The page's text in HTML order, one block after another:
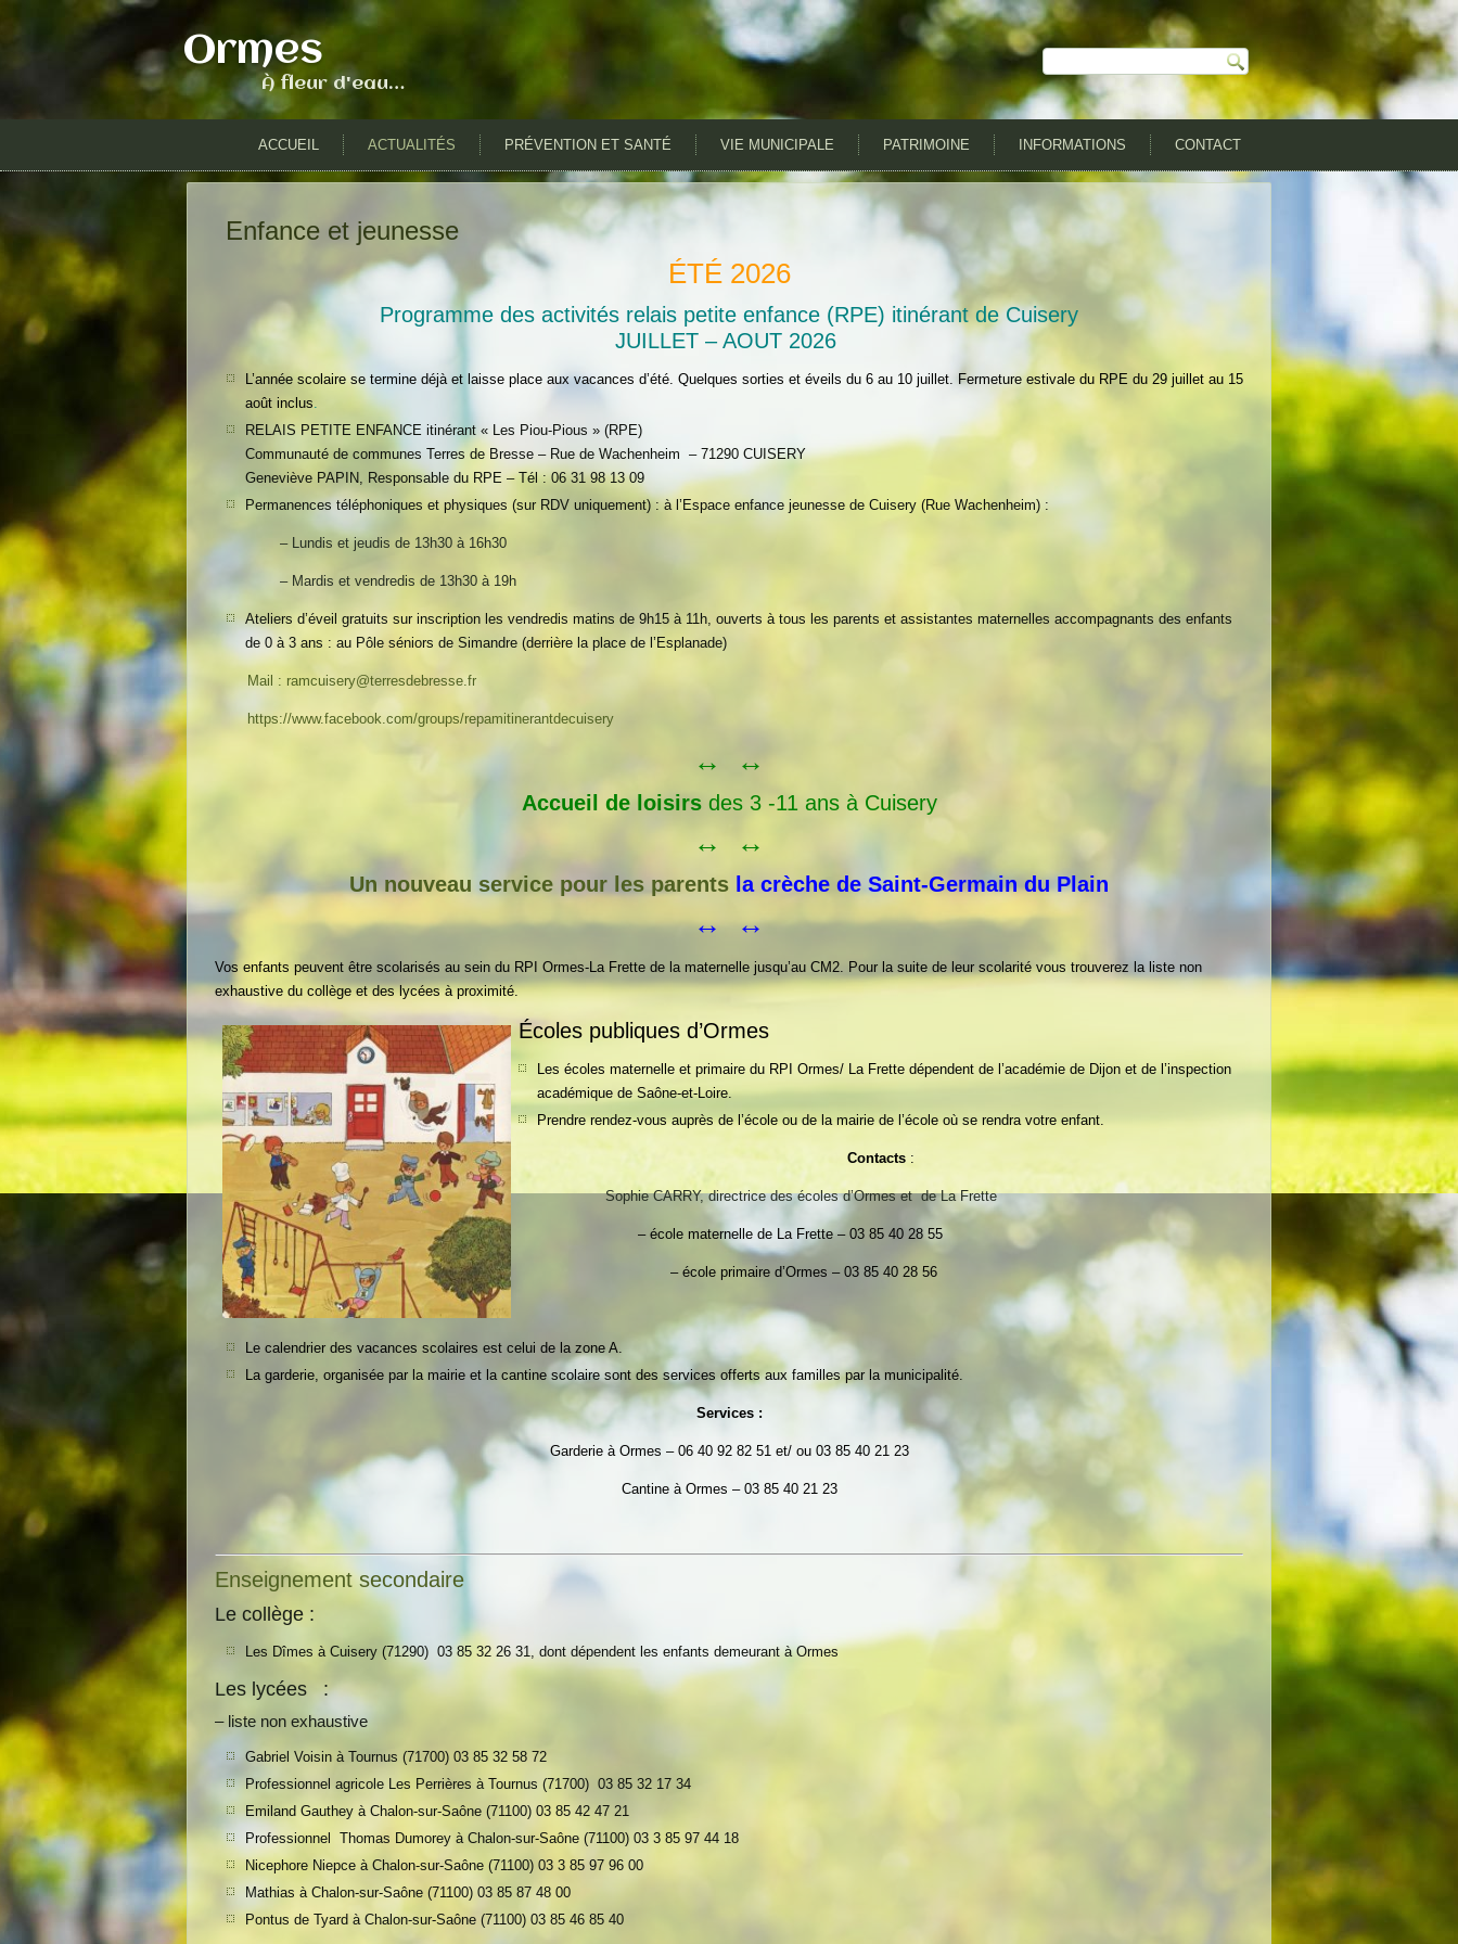
Ormes
À fleur d'eau…
ACCUEIL ACTUALITÉS PRÉVENTION ET SANTÉ VIE MUNICIPALE PATRIMOINE INFORMATIONS CONTACT
Enfance et jeunesse
ÉTÉ 2026
Programme des activités relais petite enfance (RPE) itinérant de Cuisery
JUILLET – AOUT 2026
L’année scolaire se termine déjà et laisse place aux vacances d’été. Quelques sorties et éveils du 6 au 10 juillet. Fermeture estivale du RPE du 29 juillet au 15
août inclus.
RELAIS PETITE ENFANCE itinérant « Les Piou-Pious » (RPE)
Communauté de communes Terres de Bresse – Rue de Wachenheim – 71290 CUISERY
Geneviève PAPIN, Responsable du RPE – Tél : 06 31 98 13 09
Permanences téléphoniques et physiques (sur RDV uniquement) : à l’Espace enfance jeunesse de Cuisery (Rue Wachenheim) :
– Lundis et jeudis de 13h30 à 16h30
– Mardis et vendredis de 13h30 à 19h
Ateliers d’éveil gratuits sur inscription les vendredis matins de 9h15 à 11h, ouverts à tous les parents et assistantes maternelles accompagnants des enfants
de 0 à 3 ans : au Pôle séniors de Simandre (derrière la place de l’Esplanade)
Mail : ramcuisery@terresdebresse.fr
https://www.facebook.com/groups/repamitinerantdecuisery
↔ ↔
Accueil de loisirs des 3 -11 ans à Cuisery
↔ ↔
Un nouveau service pour les parents la crèche de Saint-Germain du Plain
↔ ↔
Vos enfants peuvent être scolarisés au sein du RPI Ormes-La Frette de la maternelle jusqu’au CM2. Pour la suite de leur scolarité vous trouverez la liste non
exhaustive du collège et des lycées à proximité.
Écoles publiques d’Ormes
Les écoles maternelle et primaire du RPI Ormes/ La Frette dépendent de l’académie de Dijon et de l’inspection
académique de Saône-et-Loire.
Prendre rendez-vous auprès de l’école ou de la mairie de l’école où se rendra votre enfant.
Contacts :
Sophie CARRY, directrice des écoles d’Ormes et de La Frette
– école maternelle de La Frette – 03 85 40 28 55
– école primaire d’Ormes – 03 85 40 28 56
Le calendrier des vacances scolaires est celui de la zone A.
La garderie, organisée par la mairie et la cantine scolaire sont des services offerts aux familles par la municipalité.
Services :
Garderie à Ormes – 06 40 92 82 51 et/ ou 03 85 40 21 23
Cantine à Ormes – 03 85 40 21 23
Enseignement secondaire
Le collège :
Les Dîmes à Cuisery (71290) 03 85 32 26 31, dont dépendent les enfants demeurant à Ormes
Les lycées :
– liste non exhaustive
Gabriel Voisin à Tournus (71700) 03 85 32 58 72
Professionnel agricole Les Perrières à Tournus (71700) 03 85 32 17 34
Emiland Gauthey à Chalon-sur-Saône (71100) 03 85 42 47 21
Professionnel Thomas Dumorey à Chalon-sur-Saône (71100) 03 3 85 97 44 18
Nicephore Niepce à Chalon-sur-Saône (71100) 03 3 85 97 96 00
Mathias à Chalon-sur-Saône (71100) 03 85 87 48 00
Pontus de Tyard à Chalon-sur-Saône (71100) 03 85 46 85 40